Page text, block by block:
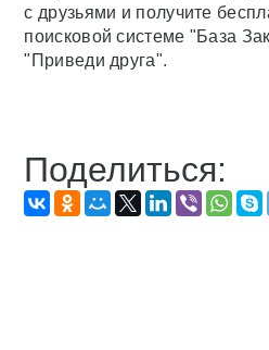
с друзьями и получите
поисковой системе "База
"Приведи друга".
Поделиться: